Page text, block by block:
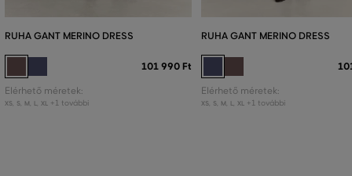
RUHA GANT MERINO DRESS
101 990 Ft
Elérhető méretek:
XS S M L XL +1 további
RUHA GANT MERINO DRESS
Elérhető méretek:
XS S M L XL +1 további